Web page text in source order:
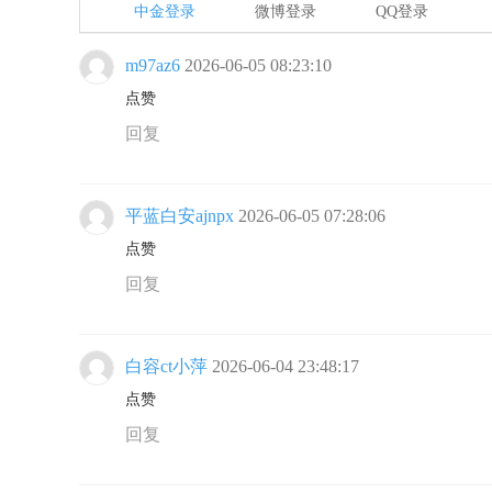
中金登录 微博登录 QQ登录
m97az6 2026-06-05 08:23:10
点赞
回复
平蓝白安ajnpx 2026-06-05 07:28:06
点赞
回复
白容ct小萍 2026-06-04 23:48:17
点赞
回复